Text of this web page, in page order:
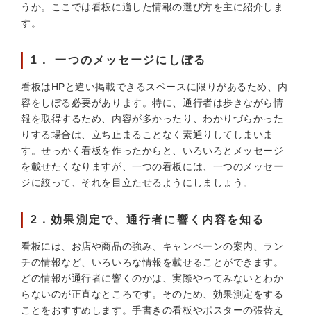
うか。ここでは看板に適した情報の選び方を主に紹介しま
す。
1． 一つのメッセージにしぼる
看板はHPと違い掲載できるスペースに限りがあるため、内
容をしぼる必要があります。特に、通行者は歩きながら情
報を取得するため、内容が多かったり、わかりづらかった
りする場合は、立ち止まることなく素通りしてしまいま
す。せっかく看板を作ったからと、いろいろとメッセージ
を載せたくなりますが、一つの看板には、一つのメッセー
ジに絞って、それを目立たせるようにしましょう。
2．効果測定で、通行者に響く内容を知る
看板には、お店や商品の強み、キャンペーンの案内、ラン
チの情報など、いろいろな情報を載せることができます。
どの情報が通行者に響くのかは、実際やってみないとわか
らないのが正直なところです。そのため、効果測定をする
ことをおすすめします。手書きの看板やポスターの張替え